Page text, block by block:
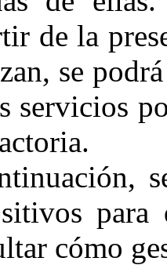
de la
se
servicios
cómo